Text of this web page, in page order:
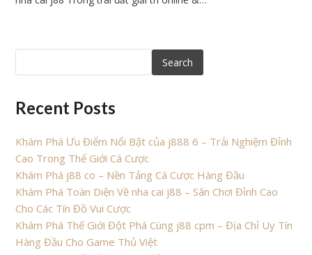
Search
Recent Posts
Khám Phá Ưu Điểm Nổi Bật của j888 6 – Trải Nghiệm Đỉnh
Cao Trong Thế Giới Cá Cược
Khám Phá j88 co – Nền Tảng Cá Cược Hàng Đầu
Khám Phá Toàn Diện Về nha cai j88 – Sân Chơi Đỉnh Cao
Cho Các Tín Đồ Vui Cược
Khám Phá Thế Giới Đột Phá Cùng j88 cpm – Địa Chỉ Uy Tín
Hàng Đầu Cho Game Thủ Việt